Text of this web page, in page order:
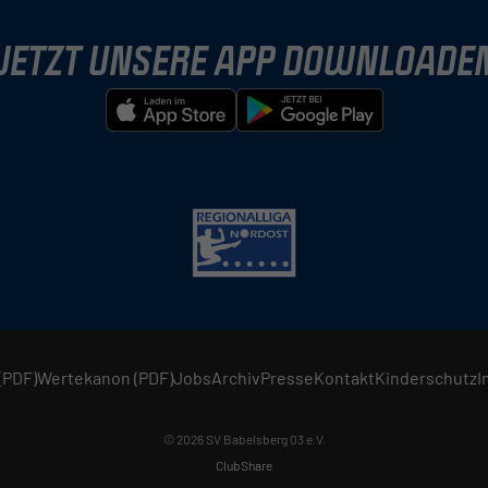
UNSERE APP
Wertekanon (PDF)JobsArchivPresseKontaktKinderschutz
© 2026 SV Babelsberg 03 e.V.
ClubShare